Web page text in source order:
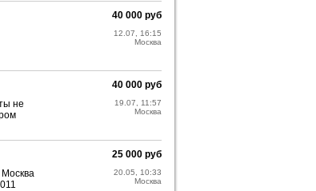
40 000 руб
12.07, 16:15
Москва
не
40 000 руб
19.07, 11:57
Москва
25 000 руб
20.05, 10:33
Москва